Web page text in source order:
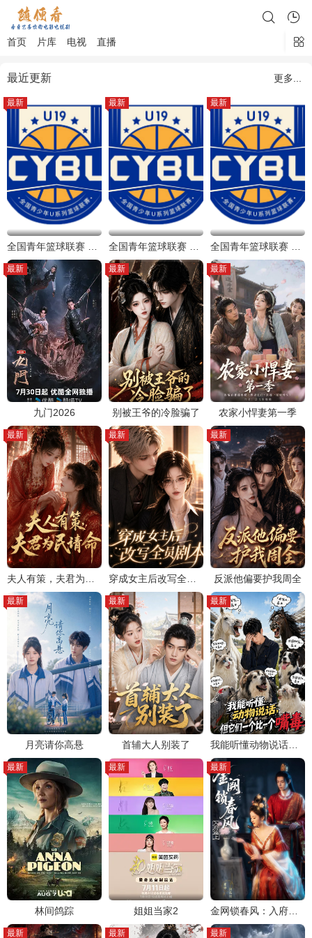
首页 片库 电视 直播
最近更新 更多...
最新 最新 最新
最新
九门2026
最新
别被王爷的冷脸骗了
最新
农家小悍妻第一季
最新 最新
穿成女主后改写全员剧本
最新
反派他偏要护我周全
最新
月亮请你高悬
最新
首辅大人别装了
最新
我能听懂动物说话，但它们一个比一个嘴毒
最新
林间鸽踪
最新
姐姐当家2
最新
金网锁春风：入府篇（上）
最新 最新 最新